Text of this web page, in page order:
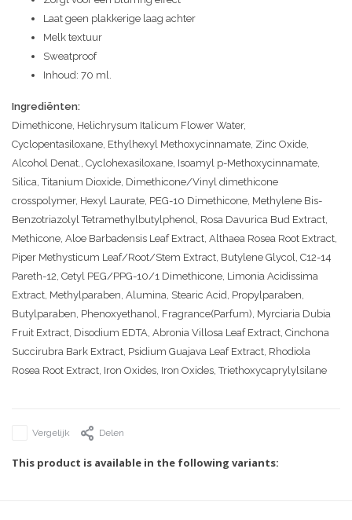
Laat geen plakkerige laag achter
Melk textuur
Sweatproof
Inhoud: 70 ml.
Ingrediënten:
Dimethicone, Helichrysum Italicum Flower Water,
Cyclopentasiloxane, Ethylhexyl Methoxycinnamate, Zinc Oxide,
Alcohol Denat., Cyclohexasiloxane, Isoamyl p-Methoxycinnamate,
Silica, Titanium Dioxide, Dimethicone/Vinyl dimethicone
crosspolymer, Hexyl Laurate, PEG-10 Dimethicone, Methylene Bis-
Benzotriazolyl Tetramethylbutylphenol, Rosa Davurica Bud Extract,
Methicone, Aloe Barbadensis Leaf Extract, Althaea Rosea Root Extract,
Piper Methysticum Leaf/Root/Stem Extract, Butylene Glycol, C12-14
Pareth-12, Cetyl PEG/PPG-10/1 Dimethicone, Limonia Acidissima
Extract, Methylparaben, Alumina, Stearic Acid, Propylparaben,
Butylparaben, Phenoxyethanol, Fragrance(Parfum), Myrciaria Dubia
Fruit Extract, Disodium EDTA, Abronia Villosa Leaf Extract, Cinchona
Succirubra Bark Extract, Psidium Guajava Leaf Extract, Rhodiola
Rosea Root Extract, Iron Oxides, Iron Oxides, Triethoxycaprylylsilane
Vergelijk Delen
This product is available in the following variants: